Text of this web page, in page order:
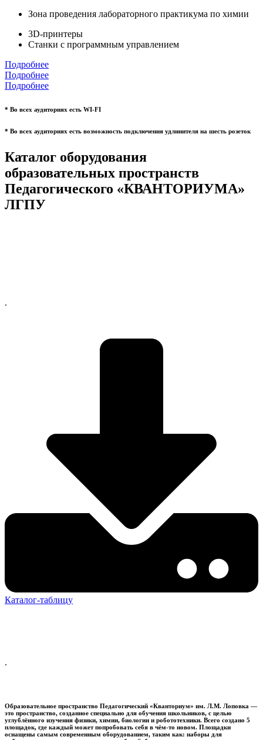
Зона проведения лабораторного практикума по химии
3D-принтеры
Станки с программным управлением
Подробнее
Подробнее
Подробнее
* Во всех аудиториях есть WI-FI
* Во всех аудиториях есть возможность подключения удлинителя на шесть розеток
Каталог оборудования
образовательных пространств
Педагогического «КВАНТОРИУМА»
ЛГПУ
.
Каталог-таблицу
.
Образовательное пространство Педагогический «Кванториум» им. Л.М. Лоповка —
это пространство, созданное специально для обучения школьников, с целью
углублённого изучения физики, химии, биологии и робототехники. Всего создано 5
площадок, где каждый может попробовать себя в чём-то новом. Площадки
оснащены самым современным оборудованием, таким как: наборы для